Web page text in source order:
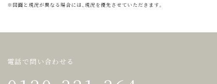
※図面と現況が異なる場合には、現況を優先させていただきます。
電話で問い合わせる